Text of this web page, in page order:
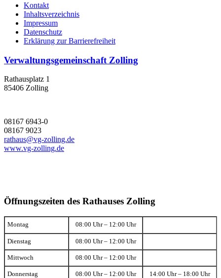
Kontakt
Inhaltsverzeichnis
Impressum
Datenschutz
Erklärung zur Barrierefreiheit
Verwaltungsgemeinschaft Zolling
Rathausplatz 1
85406 Zolling
08167 6943-0
08167 9023
rathaus@vg-zolling.de
www.vg-zolling.de
Öffnungszeiten des Rathauses Zolling
Montag 08:00 Uhr – 12:00 Uhr
Dienstag 08:00 Uhr – 12:00 Uhr
Mittwoch 08:00 Uhr – 12:00 Uhr
Donnerstag 08:00 Uhr – 12:00 Uhr 14:00 Uhr – 18:00 Uhr